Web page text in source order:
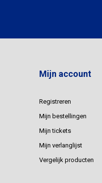
Mijn account
Registreren
Mijn bestellingen
Mijn tickets
Mijn verlanglijst
Vergelijk producten